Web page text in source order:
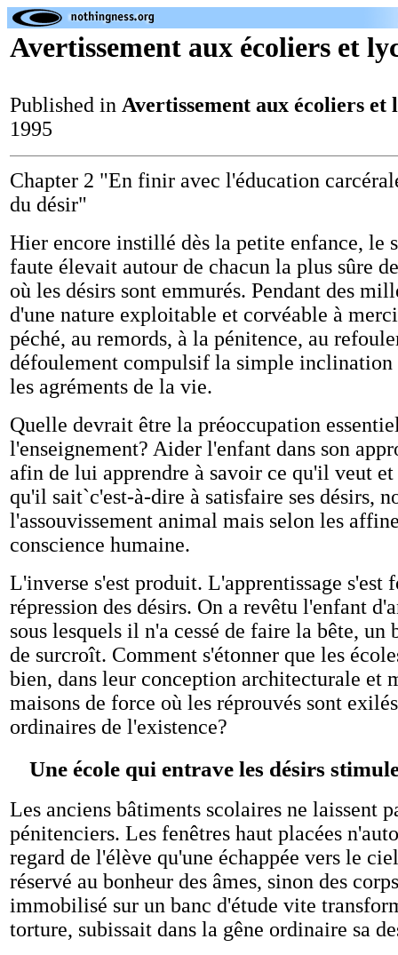
Avertissement aux écoliers et
Published in Avertissement aux écoliers et
1995
Chapter 2 "En finir avec l'éducation
du désir"
Hier encore instillé dès la petite enfance, le
faute élevait autour de chacun la plus sûre
où les désirs sont emmurés. Pendant des
d'une nature exploitable et corvéable à
péché, au remords, à la pénitence, au
défoulement compulsif la simple inclination
les agréments de la vie.
Quelle devrait être la préoccupation
l'enseignement? Aider l'enfant dans son
afin de lui apprendre à savoir ce qu'il veut
qu'il sait`c'est-à-dire à satisfaire ses désirs,
l'assouvissement animal mais selon les
conscience humaine.
L'inverse s'est produit. L'apprentissage s'est
répression des désirs. On a revêtu l'enfant
sous lesquels il n'a cessé de faire la bête, un
de surcroît. Comment s'étonner que les
bien, dans leur conception architecturale et
maisons de force où les réprouvés sont
ordinaires de l'existence?
Une école qui entrave les désirs
Les anciens bâtiments scolaires ne laissent
pénitenciers. Les fenêtres haut placées
regard de l'élève qu'une échappée vers le
réservé au bonheur des âmes, sinon des
immobilisé sur un banc d'étude vite
torture, subissait dans la gêne ordinaire sa